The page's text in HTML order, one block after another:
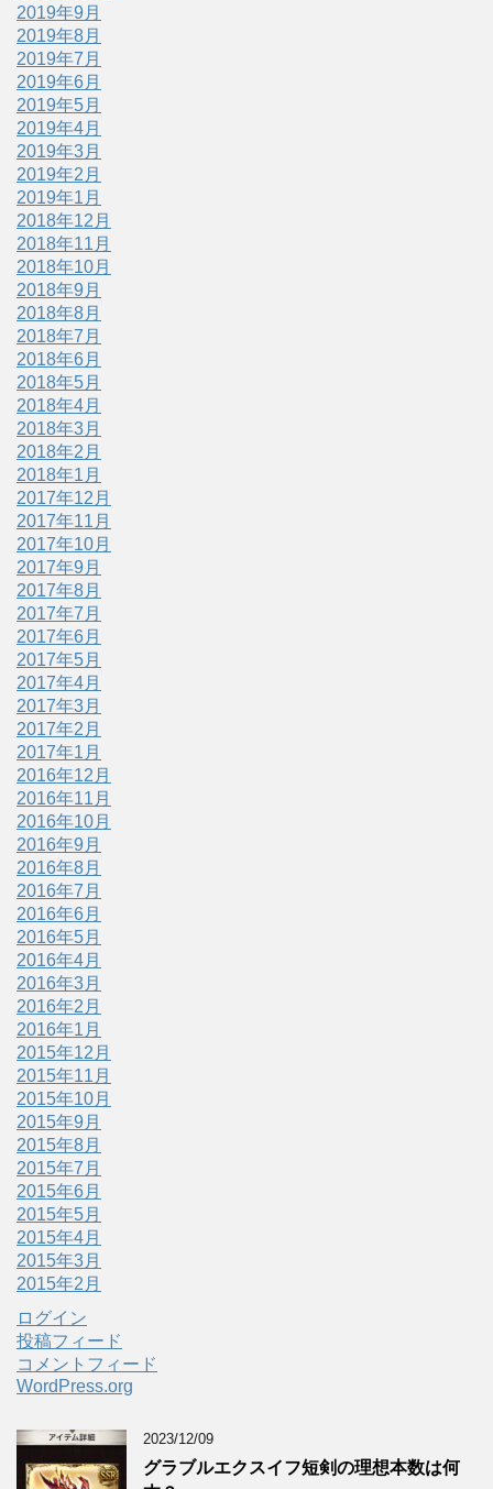
2019年9月
2019年8月
2019年7月
2019年6月
2019年5月
2019年4月
2019年3月
2019年2月
2019年1月
2018年12月
2018年11月
2018年10月
2018年9月
2018年8月
2018年7月
2018年6月
2018年5月
2018年4月
2018年3月
2018年2月
2018年1月
2017年12月
2017年11月
2017年10月
2017年9月
2017年8月
2017年7月
2017年6月
2017年5月
2017年4月
2017年3月
2017年2月
2017年1月
2016年12月
2016年11月
2016年10月
2016年9月
2016年8月
2016年7月
2016年6月
2016年5月
2016年4月
2016年3月
2016年2月
2016年1月
2015年12月
2015年11月
2015年10月
2015年9月
2015年8月
2015年7月
2015年6月
2015年5月
2015年4月
2015年3月
2015年2月
ログイン
投稿フィード
コメントフィード
WordPress.org
2023/12/09
グラブルエクスイフ短剣の理想本数は何